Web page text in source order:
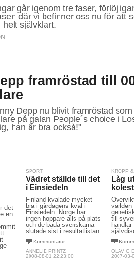
går igenom tre faser,
där vi befinner oss nu för att
helt självklart.
framröstad till
Depp nu blivit framröstad
på galan People´s choice i
han är bra också!"
det
en
SPORT
Vädret ställde till det
i Einsiedeln
Finland kvalade mycket
bra i gårdagens kval i
Einsiedeln. Norge har
ingen hoppare alls på plats
och de båda svenskarna
slutade sist i resultatlistan.
Kommentarer
ANNELIE PRINTZ
2008-08-01 22:23:00
KROPP
Låg
världen
till
OLAV G
2007-03-